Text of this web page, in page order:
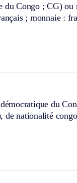
Congo ; CG)
; monnaie :
du
nationalité